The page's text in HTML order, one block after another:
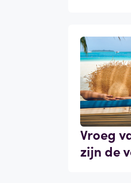
Vroeg
zijn de